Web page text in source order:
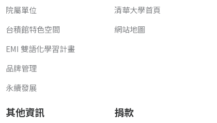
院屬單位
台積館特色空間
EMI 雙語化學習計畫
品牌管理
永續發展
清華大學首頁
網站地圖
其他資訊 捐款